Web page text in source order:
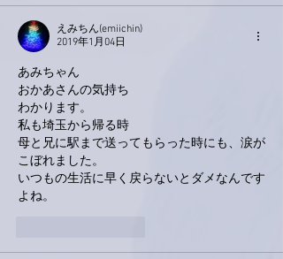
えみちん(emiichin)
2019年1月04日
あみちゃん
おかあさんの気持ち
わかります。
私も埼玉から帰る時
母と兄に駅まで送ってもらった時にも、涙が
こぼれました。
いつもの生活に早く戻らないとダメなんです
よね。